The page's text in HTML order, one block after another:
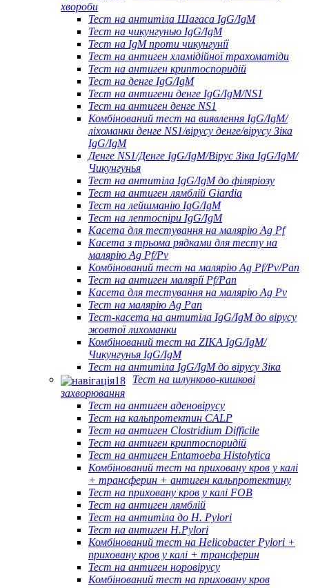
хвороби
Тест на антитіла Шагаса IgG/IgM
Тест на чикунгунью IgG/IgM
Тест на IgM проти чикунгунії
Тест на антиген хламідійної трахоматіди
Тест на антиген криптоспоридій
Тест на денге IgG/IgM
Тест на антигени денге IgG/IgM/NS1
Тест на антиген денге NS1
Комбінований тест на виявлення IgG/IgM/
ліхоманки денге NS1/вірусу денге/вірусу Зіка
IgG/IgM
Денге NS1/Денге IgG/IgM/Вірус Зіка IgG/IgM/
Чикунгунья
Тест на антитіла IgG/IgM до філяріозу
Тест на антиген лямблій Giardia
Тест на лейшманію IgG/IgM
Тест на лептоспіри IgG/IgM
Касета для тестування на малярію Ag Pf
Касета з трьома рядками для тесту на
малярію Ag Pf/Pv
Комбінований тест на малярію Ag Pf/Pv/Pan
Тест на антиген малярії Pf/Pan
Касета для тестування на малярію Ag Pv
Тест на малярію Ag Pan
Тест-касета на антитіла IgG/IgM до вірусу
жовтої лихоманки
Комбінований тест на ZIKA IgG/IgM/
Чикунгунья IgG/IgM
Тест на антитіла IgG/IgM до вірусу Зіка
Тест на шлунково-кишкові
захворювання
Тест на антиген аденовірусу
Тест на кальпротектин CALP
Тест на антиген Clostridium Difficile
Тест на антиген криптоспоридій
Тест на антиген Entamoeba Histolytica
Комбінований тест на приховану кров у калі
+ трансферин + антиген кальпротектину
Тест на приховану кров у калі FOB
Тест на антиген лямблій
Тест на антитіла до H. Pylori
Тест на антиген H.Pylori
Комбінований тест на Helicobacter Pylori +
приховану кров у калі + трансферин
Тест на антиген норовірусу
Комбінований тест на приховану кров